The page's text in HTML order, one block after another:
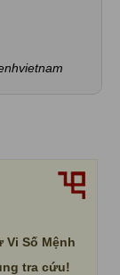
Số Mệnh
tra cứu!